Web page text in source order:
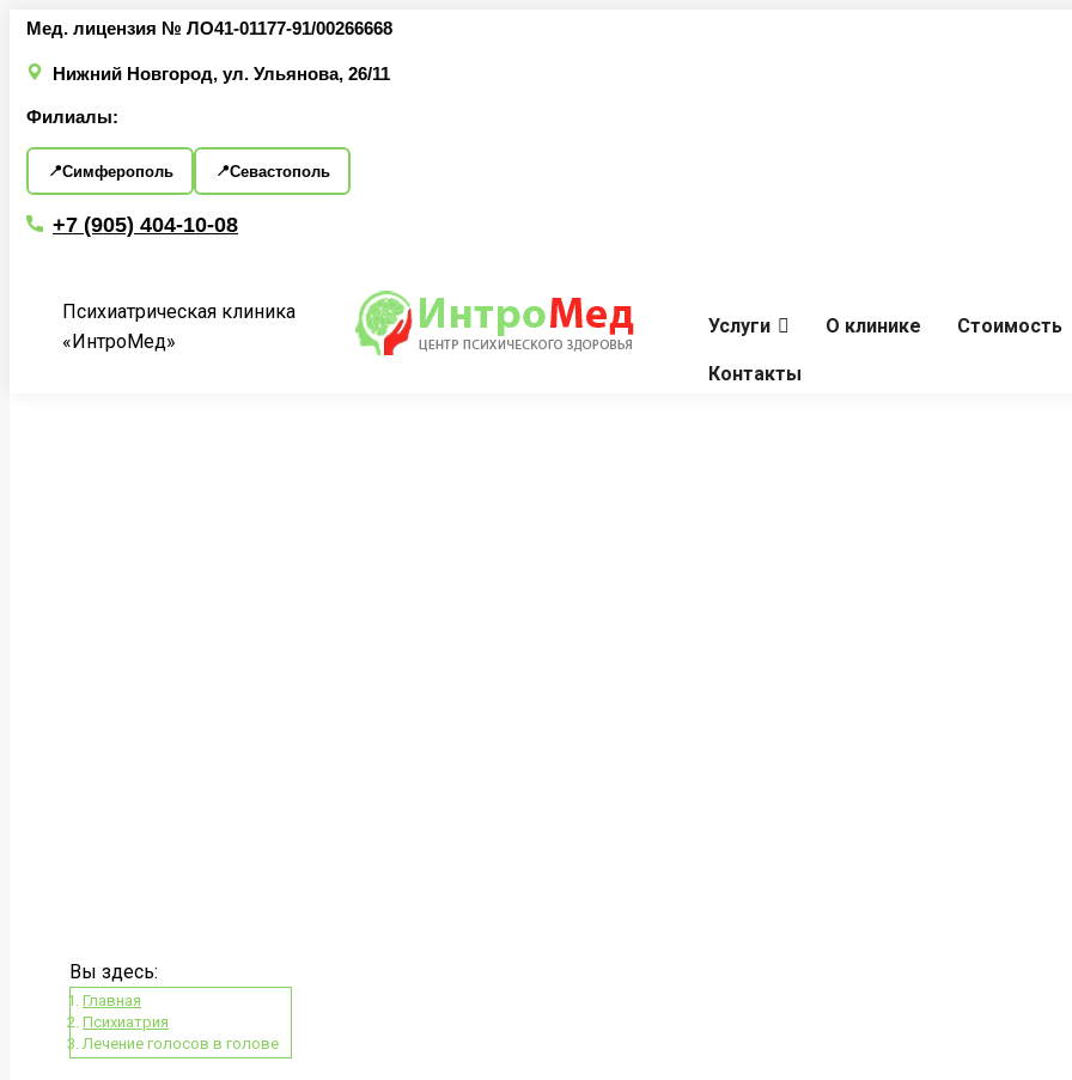
Перейти
содержанию
Мед. лицензия № ЛО41-01177-91/00266668
Нижний Новгород, ул. Ульянова, 26/11
Филиалы:
Симферополь Севастополь
+7 (905) 404-10-08
Психиатрическая клиника
«ИнтроМед»
Услуги О клинике Стоимость
Контакты
Вы здесь:
Главная
Психиатрия
Лечение голосов в голове